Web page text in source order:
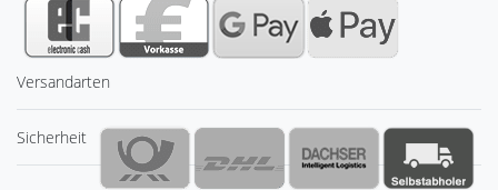
Versandarten
Sicherheit